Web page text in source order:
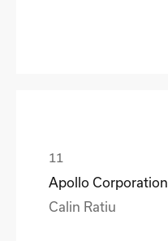
Apollo Corporation
Calin Ratiu